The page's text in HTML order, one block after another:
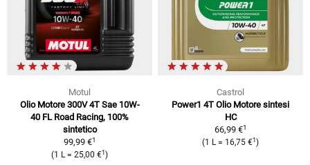
Motul
Olio Motore 300V 4T Sae 10W-
40 FL Road Racing, 100%
sintetico
99,99 €1
(1 L = 25,00 €1 )
Castrol
Power1 4T Olio Motore sintesi
HC
66,99 €1
(1 L = 16,75 €1 )